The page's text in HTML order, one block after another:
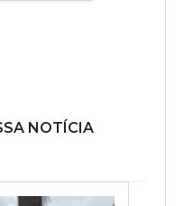
NOTÍCIA